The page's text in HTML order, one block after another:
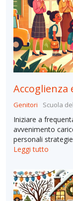
Genitori Scuola
Iniziare a
avvenimento
personali
Leggi tutto